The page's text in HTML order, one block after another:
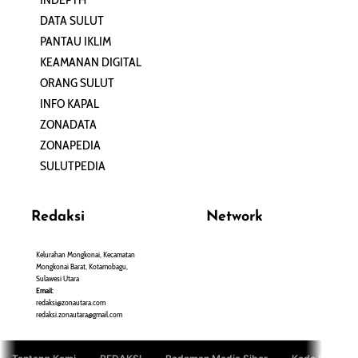
DATA SULUT
PANTAU IKLIM
KEAMANAN DIGITAL
ORANG SULUT
INFO KAPAL
ZONADATA
ZONAPEDIA
SULUTPEDIA
Redaksi
Kelurahan Mongkonai, Kecamatan
Mongkonai Barat, Kotamobagu,
Sulawesi Utara
Email:
redaksi@zonautara.com
redaksi.zonautara@gmail.com
Network